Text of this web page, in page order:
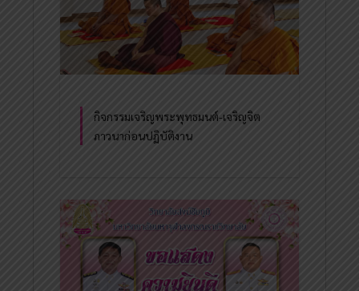
กิจกรรมเจริญพระพุทธมนต์-เจริญจิต
ภาวนาก่อนปฏิบัติงาน